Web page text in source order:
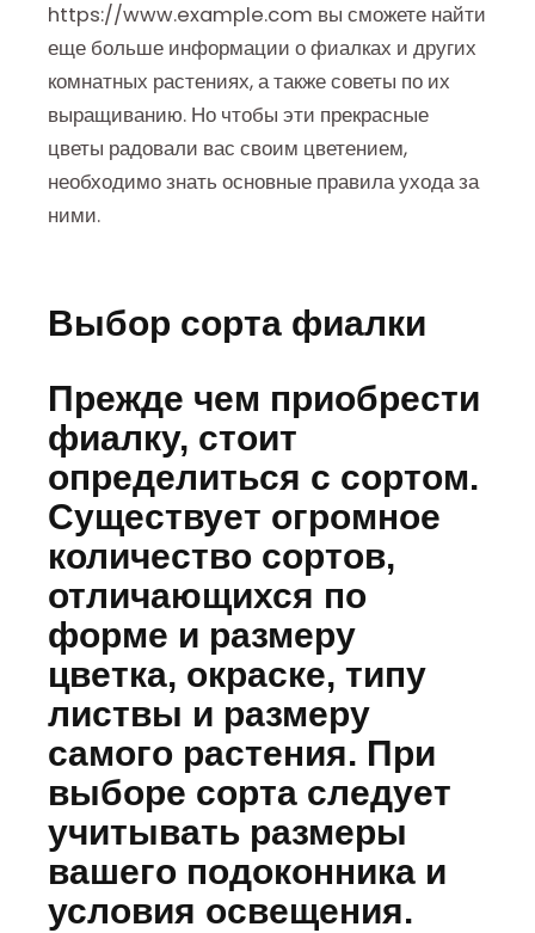
https://www.example.com вы сможете найти
еще больше информации о фиалках и других
комнатных растениях, а также советы по их
выращиванию. Но чтобы эти прекрасные
цветы радовали вас своим цветением,
необходимо знать основные правила ухода за
ними.
Выбор сорта фиалки
Прежде чем приобрести
фиалку, стоит
определиться с сортом.
Существует огромное
количество сортов,
отличающихся по
форме и размеру
цветка, окраске, типу
листвы и размеру
самого растения. При
выборе сорта следует
учитывать размеры
вашего подоконника и
условия освещения.